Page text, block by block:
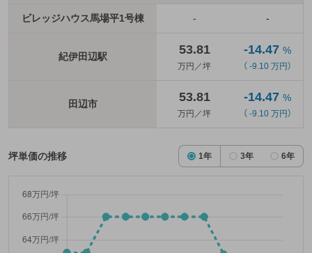
ビレッジハウス馬場平1号棟 - -
紀伊田辺駅 53.81
万円／坪
-14.47 %
（ -9.10 万円）
田辺市 53.81
万円／坪
-14.47 %
（ -9.10 万円）
坪単価の推移 1年 3年 6年